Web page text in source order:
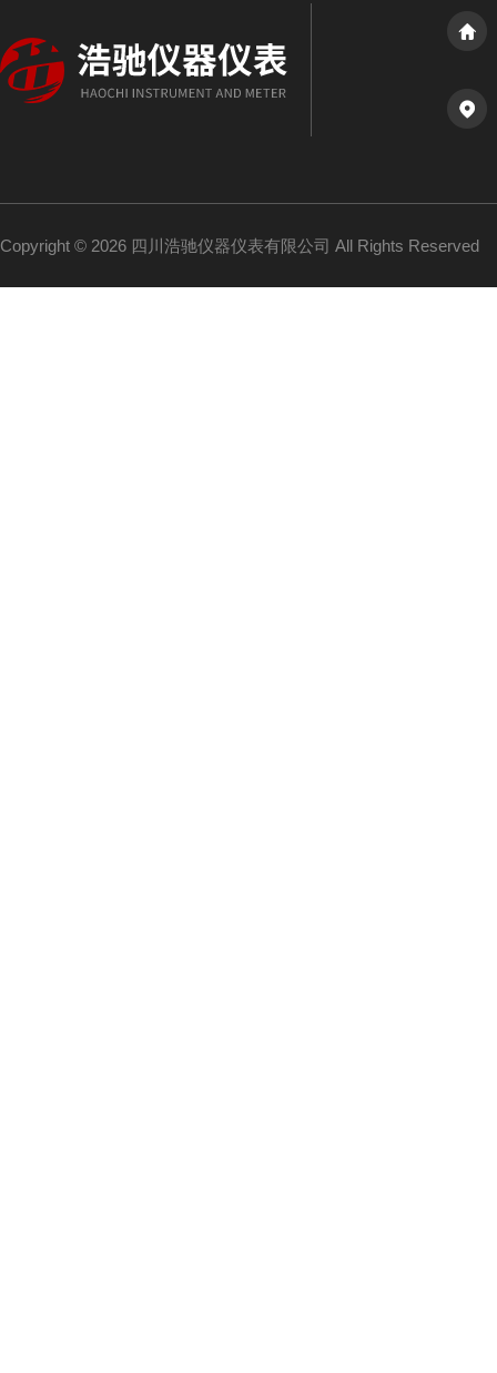
Copyright © 2026 四川浩驰仪器仪表有限公司 All Rights Reserved